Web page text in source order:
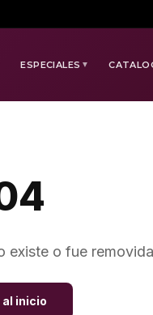
ESPECIALES ▼
existe o fue
al inicio